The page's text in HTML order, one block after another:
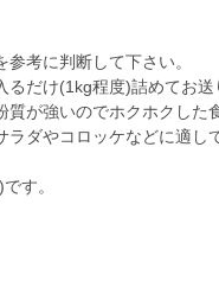
考に判断して下さい。
だけ(1kg程度)詰めてお送
質が強いのでホクホクした
ダやコロッケなどに適し